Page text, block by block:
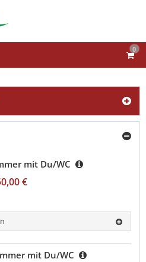
0
mit Du/WC
€
mit Du/WC